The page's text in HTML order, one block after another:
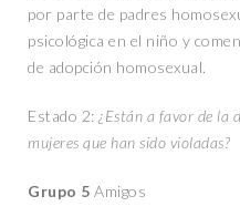
por parte de padres
psicológica en el niño y
de adopción homosexual.
Estado 2: ¿Están a favor de la
mujeres que han sido violadas?
Grupo 5 Amigos